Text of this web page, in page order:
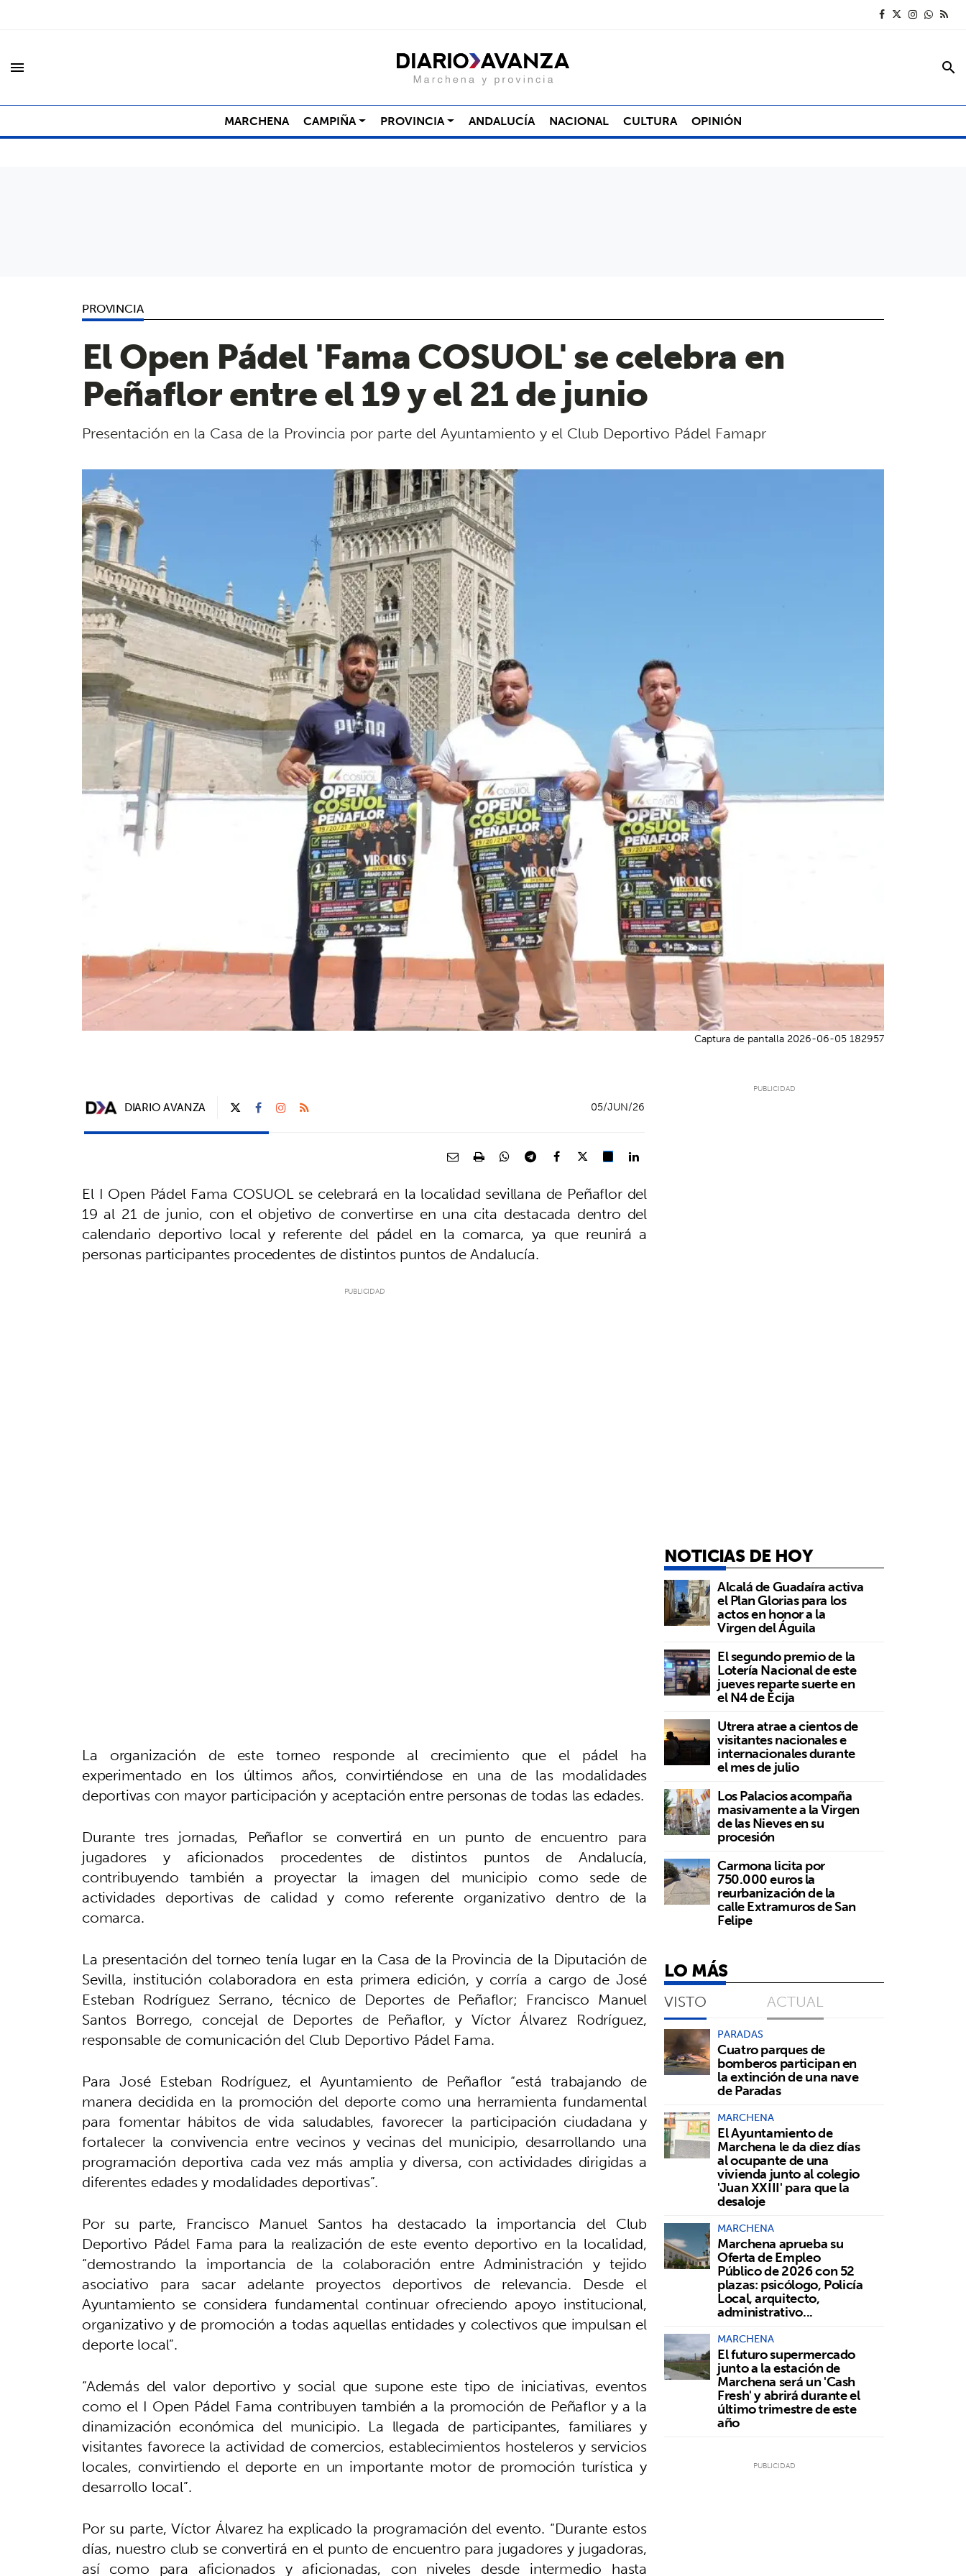
menu search
MARCHENA CAMPIÑA PROVINCIA ANDALUCÍA NACIONAL CULTURA OPINIÓN
PROVINCIA
El Open Pádel 'Fama COSUOL' se celebra en
Peñaflor entre el 19 y el 21 de junio
Presentación en la Casa de la Provincia por parte del Ayuntamiento y el Club Deportivo Pádel Famapr
Captura de pantalla 2026-06-05 182957
DIARIO AVANZA 05/JUN/26
El I Open Pádel Fama COSUOL se celebrará en la localidad sevillana de Peñaflor del
19 al 21 de junio, con el objetivo de convertirse en una cita destacada dentro del
calendario deportivo local y referente del pádel en la comarca, ya que reunirá a
personas participantes procedentes de distintos puntos de Andalucía.
La organización de este torneo responde al crecimiento que el pádel ha
experimentado en los últimos años, convirtiéndose en una de las modalidades
deportivas con mayor participación y aceptación entre personas de todas las edades.
Durante tres jornadas, Peñaflor se convertirá en un punto de encuentro para
jugadores y aficionados procedentes de distintos puntos de Andalucía,
contribuyendo también a proyectar la imagen del municipio como sede de
actividades deportivas de calidad y como referente organizativo dentro de la
comarca.
La presentación del torneo tenía lugar en la Casa de la Provincia de la Diputación de
Sevilla, institución colaboradora en esta primera edición, y corría a cargo de José
Esteban Rodríguez Serrano, técnico de Deportes de Peñaflor; Francisco Manuel
Santos Borrego, concejal de Deportes de Peñaflor, y Víctor Álvarez Rodríguez,
responsable de comunicación del Club Deportivo Pádel Fama.
Para José Esteban Rodríguez, el Ayuntamiento de Peñaflor “está trabajando de
manera decidida en la promoción del deporte como una herramienta fundamental
para fomentar hábitos de vida saludables, favorecer la participación ciudadana y
fortalecer la convivencia entre vecinos y vecinas del municipio, desarrollando una
programación deportiva cada vez más amplia y diversa, con actividades dirigidas a
diferentes edades y modalidades deportivas”.
Por su parte, Francisco Manuel Santos ha destacado la importancia del Club
Deportivo Pádel Fama para la realización de este evento deportivo en la localidad,
“demostrando la importancia de la colaboración entre Administración y tejido
asociativo para sacar adelante proyectos deportivos de relevancia. Desde el
Ayuntamiento se considera fundamental continuar ofreciendo apoyo institucional,
organizativo y de promoción a todas aquellas entidades y colectivos que impulsan el
deporte local”.
“Además del valor deportivo y social que supone este tipo de iniciativas, eventos
como el I Open Pádel Fama contribuyen también a la promoción de Peñaflor y a la
dinamización económica del municipio. La llegada de participantes, familiares y
visitantes favorece la actividad de comercios, establecimientos hosteleros y servicios
locales, convirtiendo el deporte en un importante motor de promoción turística y
desarrollo local”.
Por su parte, Víctor Álvarez ha explicado la programación del evento. “Durante estos
días, nuestro club se convertirá en el punto de encuentro para jugadores y jugadoras,
así como para aficionados y aficionadas, con niveles desde intermedio hasta
NOTICIAS DE HOY
Alcalá de Guadaíra activa
el Plan Glorias para los
actos en honor a la
Virgen del Águila
El segundo premio de la
Lotería Nacional de este
jueves reparte suerte en
el N4 de Écija
Utrera atrae a cientos de
visitantes nacionales e
internacionales durante
el mes de julio
Los Palacios acompaña
masivamente a la Virgen
de las Nieves en su
procesión
Carmona licita por
750.000 euros la
reurbanización de la
calle Extramuros de San
Felipe
LO MÁS
VISTO ACTUAL
PARADAS
Cuatro parques de
bomberos participan en
la extinción de una nave
de Paradas
MARCHENA
El Ayuntamiento de
Marchena le da diez días
al ocupante de una
vivienda junto al colegio
'Juan XXIII' para que la
desaloje
MARCHENA
Marchena aprueba su
Oferta de Empleo
Público de 2026 con 52
plazas: psicólogo, Policía
Local, arquitecto,
administrativo...
MARCHENA
El futuro supermercado
junto a la estación de
Marchena será un 'Cash
Fresh' y abrirá durante el
último trimestre de este
año